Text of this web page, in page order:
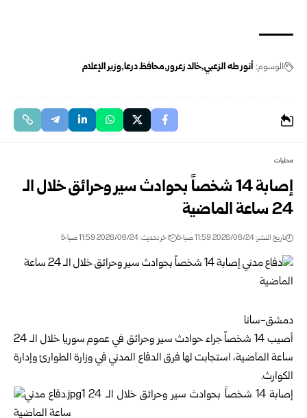
الوسوم: أنور طه الزعبي خالد زعرور محافظ درعا وزير الإعلام
محليات
إصابة 14 شخصاً بحوادث سير وحرائق خلال الـ
24 ساعة الماضية
تاريخ النشر: 2026/06/24 11:59 صباحًا اخر تحديث: 2026/06/24 11:59 صباحًا
دمشق-سانا
أصيب 14 شخصاً جراء حوادث سير وحرائق في عموم
سوريا
خلال الـ 24
ساعة الماضية، استجابت لها فرق الدفاع المدني فيوزارة الطوارئ وإدارة
الكوارث.